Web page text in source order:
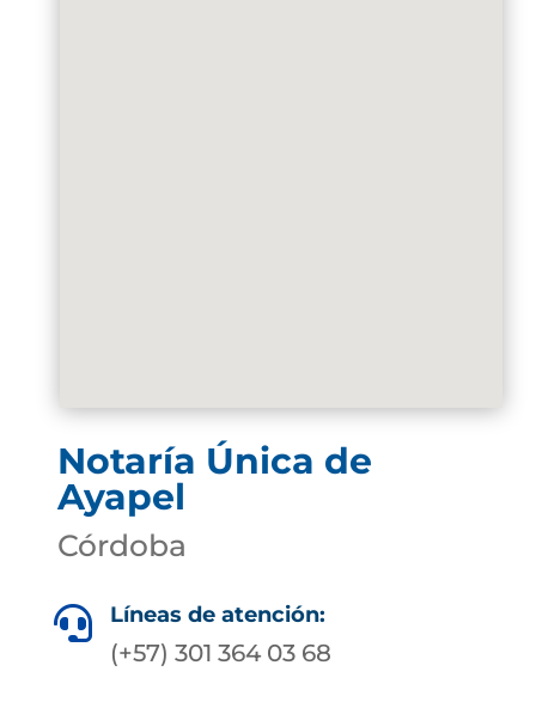
Notaría Única de
Ayapel
Córdoba
 Líneas de atención:
(+57) 301 364 03 68